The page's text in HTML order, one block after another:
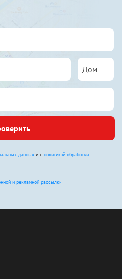
данных и с политикой обработки
и рекламной рассылки